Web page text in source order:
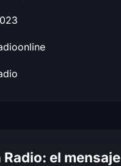
el mensaje